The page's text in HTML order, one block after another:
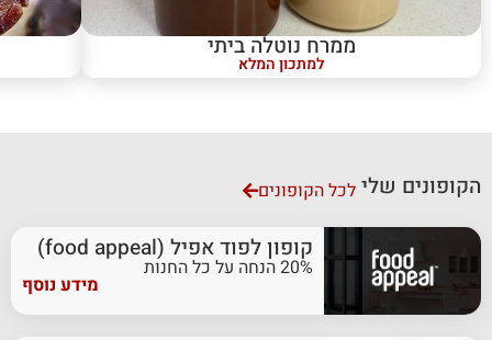
ממרח נוטלה ביתי
למתכון המלא
הקופונים שלי לכל הקופונים
קופון לפוד אפיל (food appeal)
20% הנחה על כל החנות
מידע נוסף